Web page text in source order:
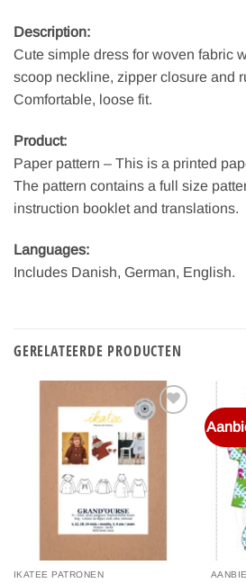
Description:
Cute simple dress for woven fabric
scoop neckline, zipper closure and
Comfortable, loose fit.
Product:
Paper pattern – This is a printed
The pattern contains a full size
instruction booklet and translations.
Languages:
Includes Danish, German, English.
GERELATEERDE PRODUCTEN
verlanglijst
IKATEE PATRONEN